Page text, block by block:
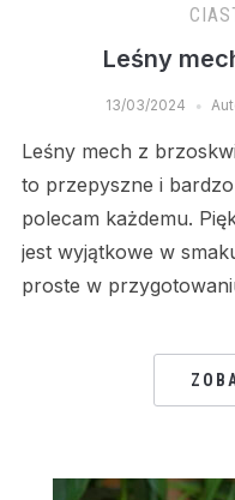
Leśny
13/03/2024
Leśny mech z
to przepyszne i
polecam każdemu.
jest wyjątkowe w
proste w